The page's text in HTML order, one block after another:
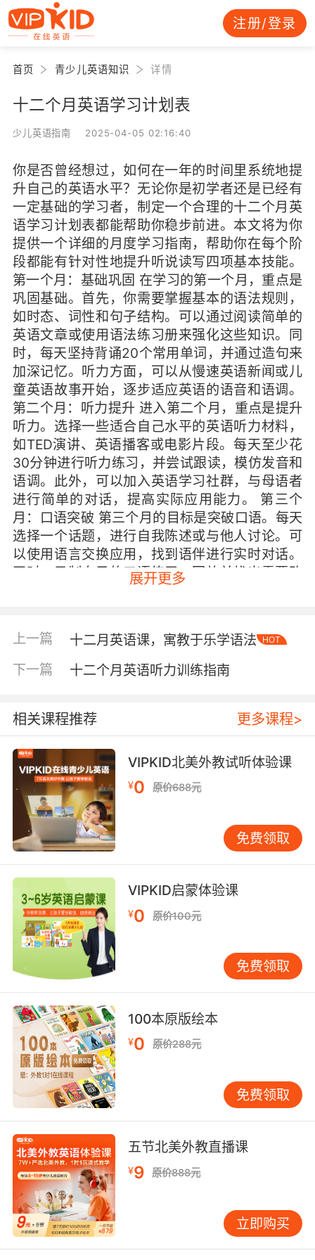
注册/登录
首页 青少儿英语知识 详情
十二个月英语学习计划表
少儿英语指南 2025-04-05 02:16:40
你是否曾经想过，如何在一年的时间里系统地提
升自己的英语水平？无论你是初学者还是已经有
一定基础的学习者，制定一个合理的十二个月英
语学习计划表都能帮助你稳步前进。本文将为你
提供一个详细的月度学习指南，帮助你在每个阶
段都能有针对性地提升听说读写四项基本技能。
第一个月：基础巩固 在学习的第一个月，重点是
巩固基础。首先，你需要掌握基本的语法规则，
如时态、词性和句子结构。可以通过阅读简单的
英语文章或使用语法练习册来强化这些知识。同
时，每天坚持背诵20个常用单词，并通过造句来
加深记忆。听力方面，可以从慢速英语新闻或儿
童英语故事开始，逐步适应英语的语音和语调。
第二个月：听力提升 进入第二个月，重点是提升
听力。选择一些适合自己水平的英语听力材料，
如TED演讲、英语播客或电影片段。每天至少花
30分钟进行听力练习，并尝试跟读，模仿发音和
语调。此外，可以加入英语学习社群，与母语者
进行简单的对话，提高实际应用能力。 第三个
月：口语突破 第三个月的目标是突破口语。每天
选择一个话题，进行自我陈述或与他人讨论。可
以使用语言交换应用，找到语伴进行实时对话。
同时，录制自己的口语练习，回放并找出需要改
进的地方。坚持每天练习，你会发现自己的口语
月的重点是拓展阅读。选择一些适合自己水平的
英语书籍、杂志或新闻文章，每天阅读至少30分
钟。在阅读过程中，注意积累生词和短语，并尝
试理解文章的主旨和细节。可以加入在线读书
第五个月：写作训练 第五个月的目标是提升写
作。每周至少写一篇英语短文，主题可以涵盖日
常生活、工作或兴趣爱好。写作时注意语法和句
式的多样性，并尝试使用新学的词汇。可以请老
师或语伴进行批改，找出不足之处并加以改进。
第六个月：综合复习 第六个月是综合复习阶段。
回顾前五个月的学习内容，巩固语法、词汇、听
力、口语、阅读和写作技能。可以通过模拟考试
或在线测试，检验自己的学习成果。同时，找出
薄弱环节，进行有针对性的强化练习。 第七个
月：文化融入 第七个月的重点是融入英语文化。
通过观看英语电影、电视剧或纪录片，了解英语
国家的文化、历史和社会习俗。可以参加英语角
或文化沙龙，与来自不同文化背景的人交流，提
升跨文化交际能力。 第八个月：专业提升 进入第
八个月，目标是专业提升。根据自己的职业或兴
趣，选择相关的英语学习材料，如专业书籍、行
业报告或学术论文。通过阅读和讨论，提升在特
定领域的英语应用能力。可以参加专业英语培训
课程，系统学习专业术语和表达方式。 第九个
月：应试准备 第九个月的重点是应试准备。如果
你有参加英语考试的计划，如雅思、托福或剑桥
英语考试，这个月可以进行针对性的复习。通过
模拟试题和真题练习，熟悉考试题型和时间管
理。可以参加培训班或找专业老师进行辅导，提
升应试技巧。 第十个月：实战应用 第十个月的目
标是实战应用。尽量在日常生活中使用英语，如
购物、旅行或工作中。可以参加英语演讲比赛或
辩论赛，提升公共演讲能力。同时，尝试用英语
撰写邮件、报告或项目计划，提升书面表达能
展开更多
上一篇 十二月英语课，寓教于乐学语法 HOT
下一篇 十二个月英语听力训练指南
相关课程推荐 更多课程>
VIPKID北美外教试听体验课
¥0 原价688元
免费领取
VIPKID启蒙体验课
¥0 原价100元
免费领取
100本原版绘本
¥0 原价288元
免费领取
五节北美外教直播课
¥9 原价888元
立即购买